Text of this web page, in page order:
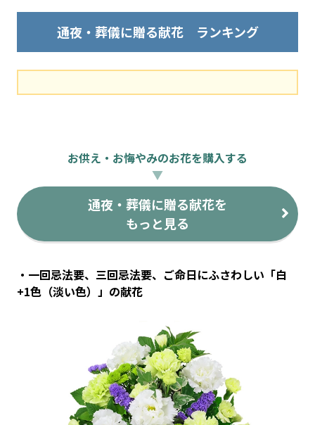
通夜・葬儀に贈る献花 ランキング
お供え・お悔やみのお花を購入する
▼
通夜・葬儀に贈る献花を
もっと見る
・一回忌法要、三回忌法要、ご命日にふさわしい「白
+1色（淡い色）」の献花